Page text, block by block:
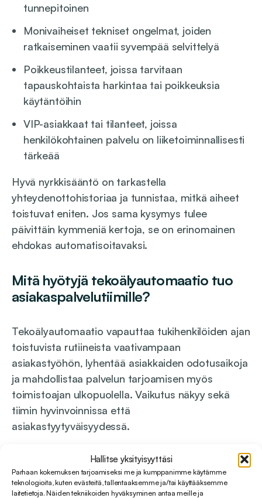
Hallitse yksityisyyttäsi
Parhaan kokemuksen tarjoamiseksi me ja kumppanimme käytämme
teknologioita, kuten evästeitä, tallentaaksemme ja/tai käyttääksemme
laitetietoja. Näiden tekniikoiden hyväksyminen antaa meille ja
tunnepitoinen
Monivaiheiset tekniset ongelmat, joiden
ratkaiseminen vaatii syvempää selvittelyä
Poikkeustilanteet, joissa tarvitaan
tapauskohtaista harkintaa tai poikkeuksia
käytäntöihin
VIP-asiakkaat tai tilanteet, joissa
henkilökohtainen palvelu on liiketoiminnallisesti
tärkeää
Hyvä nyrkkisääntö on tarkastella
yhteydenottohistoriaa ja tunnistaa, mitkä aiheet
toistuvat eniten. Jos sama kysymys tulee
päivittäin kymmeniä kertoja, se on erinomainen
ehdokas automatisoitavaksi.
Mitä hyötyjä tekoälyautomaatio tuo
asiakaspalvelutiimille?
Tekoälyautomaatio vapauttaa tukihenkilöiden ajan
toistuvista rutiineista vaativampaan
asiakastyöhön, lyhentää asiakkaiden odotusaikoja
ja mahdollistaa palvelun tarjoamisen myös
toimistoajan ulkopuolella. Vaikutus näkyy sekä
tiimin hyvinvoinnissa että
asiakastyytyväisyydessä.
Konkreettisimmat hyödyt asiakaspalvelutiimille
ovat: